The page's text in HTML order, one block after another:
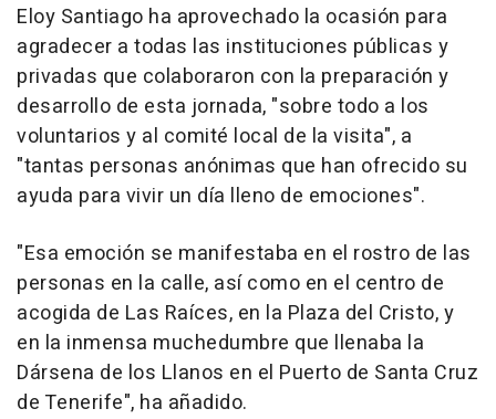
Eloy Santiago ha aprovechado la ocasión para
agradecer a todas las instituciones públicas y
privadas que colaboraron con la preparación y
desarrollo de esta jornada, "sobre todo a los
voluntarios y al comité local de la visita", a
"tantas personas anónimas que han ofrecido su
ayuda para vivir un día lleno de emociones".
"Esa emoción se manifestaba en el rostro de las
personas en la calle, así como en el centro de
acogida de Las Raíces, en la Plaza del Cristo, y
en la inmensa muchedumbre que llenaba la
Dársena de los Llanos en el Puerto de Santa Cruz
de Tenerife", ha añadido.